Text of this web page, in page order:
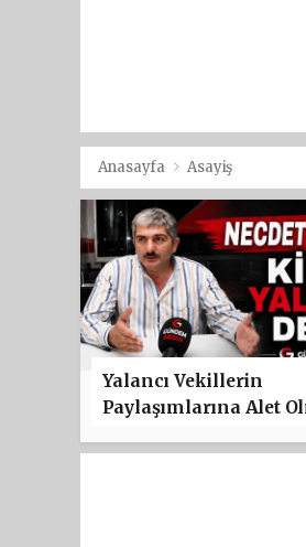
Anasayfa Asayiş
Yalancı Vekillerin
Paylaşımlarına Alet